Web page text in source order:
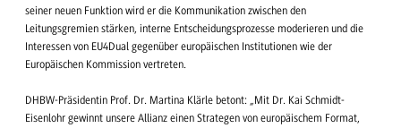
seiner neuen Funktion wird er die Kommunikation zwischen den
Leitungsgremien stärken, interne Entscheidungsprozesse moderieren und die
Interessen von EU4Dual gegenüber europäischen Institutionen wie der
Europäischen Kommission vertreten.
DHBW-Präsidentin Prof. Dr. Martina Klärle betont: „Mit Dr. Kai Schmidt-
Eisenlohr gewinnt unsere Allianz einen Strategen von europäischem Format,